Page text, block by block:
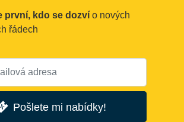
první, kdo se dozví o nových
řádech
Pošlete mi nabídky!